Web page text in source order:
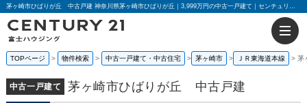
茅ヶ崎市ひばりが丘 中古戸建 神奈川県茅ヶ崎市ひばりが丘｜3,999万円の中古一戸建て｜センチュリー21富士ハウジング
TOPページ 物件検索 中古一戸建て・中古住宅 茅ヶ崎市 ＪＲ東海道本線 茅
中古一戸建て 茅ヶ崎市ひばりが丘 中古戸建